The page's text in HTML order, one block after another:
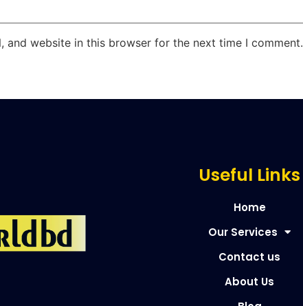
and website in this browser for the next time I comment.
Useful Links
Home
Our Services
Contact us
About Us